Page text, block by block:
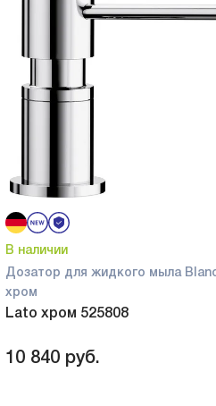
В наличии
Дозатор для жидкого мыла
хром
Lato хром 525808
10 840 руб.